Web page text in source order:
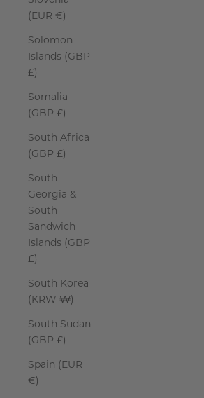
(EUR €)
Solomon
Islands (GBP
£)
Somalia
(GBP £)
South Africa
(GBP £)
South
Georgia &
South
Sandwich
Islands (GBP
£)
South Korea
(KRW ₩)
South Sudan
(GBP £)
Spain (EUR
€)